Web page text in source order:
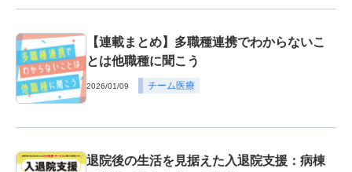
【連載まとめ】多職種連携でわからないこ
とは他職種に聞こう
2026/01/09 チーム医療
退院後の生活を見据えた入退院支援：病棟